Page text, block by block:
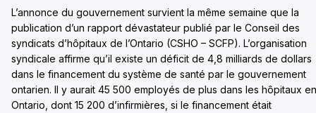
L’annonce du gouvernement survient la même semaine que la
publication d’un rapport dévastateur publié par le Conseil des
syndicats d’hôpitaux de l’Ontario (CSHO – SCFP). L’organisation
syndicale affirme qu’il existe un déficit de 4,8 milliards de dollars
dans le financement du système de santé par le gouvernement
ontarien. Il y aurait 45 500 employés de plus dans les hôpitaux en
Ontario, dont 15 200 d’infirmières, si le financement était